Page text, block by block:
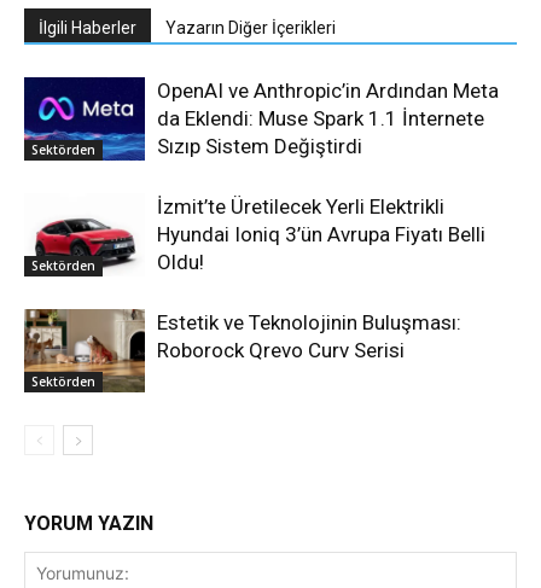
İlgili Haberler Yazarın Diğer İçerikleri
Sektörden
OpenAI ve Anthropic’in Ardından Meta
da Eklendi: Muse Spark 1.1 İnternete
Sızıp Sistem Değiştirdi
Sektörden
İzmit’te Üretilecek Yerli Elektrikli
Hyundai Ioniq 3’ün Avrupa Fiyatı Belli
Oldu!
Sektörden
Estetik ve Teknolojinin Buluşması:
Roborock Qrevo Curv Serisi
YORUM YAZIN